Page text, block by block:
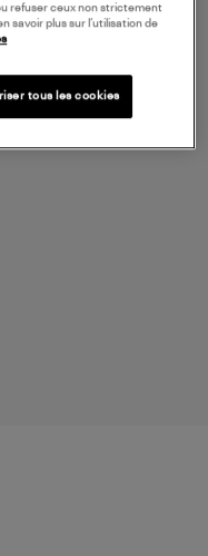
refuser ceux non strictement
savoir plus sur l’utilisation de
tous les cookies